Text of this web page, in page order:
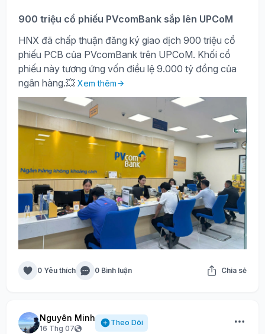
900 triệu cổ phiếu PVcomBank sắp lên UPCoM
HNX đã chấp thuận đăng ký giao dịch 900 triệu cổ
phiếu PCB của PVcomBank trên UPCoM. Khối cổ
phiếu này tương ứng vốn điều lệ 9.000 tỷ đồng của
ngân hàng.💥 Xem thêm
0 Yêu thích 0 Bình luận Chia sẻ
Nguyên Minh
16 Thg 07
Theo Dõi